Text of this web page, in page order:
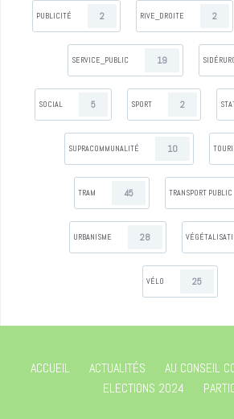
PUBLICITÉ 2 RIVE_DROITE 2
SERVICE_PUBLIC 19
SOCIAL 5 SPORT 2
SUPRACOMMUNALITÉ 10
TRAM 45 TRANSPORT PUBLIC
URBANISME 28
VÉLO 25
ACCUEIL ACTUALITÉS AU CONSEIL
ELECTIONS 2024